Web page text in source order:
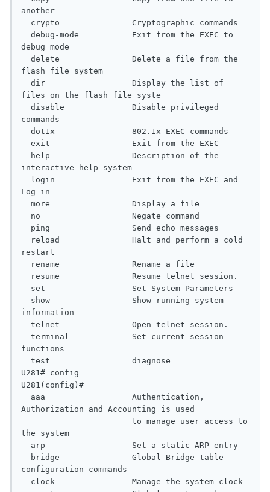
another
crypto               Cryptographic commands
debug-mode           Exit from the EXEC to
debug mode
delete               Delete a file from the
flash file system
dir                  Display the list of
files on the flash file syste
disable              Disable privileged
commands
dot1x                802.1x EXEC commands
exit                 Exit from the EXEC
help                 Description of the
interactive help system
login                Exit from the EXEC and
Log in
more                 Display a file
no                   Negate command
ping                 Send echo messages
reload               Halt and perform a cold
restart
rename               Rename a file
resume               Resume telnet session.
set                  Set System Parameters
show                 Show running system
information
telnet               Open telnet session.
terminal             Set current session
functions
test                 diagnose
U281# config
U281(config)#
aaa                  Authentication,
Authorization and Accounting is used
to manage user access to
the system
arp                  Set a static ARP entry
bridge               Global Bridge table
configuration commands
clock                Manage the system clock